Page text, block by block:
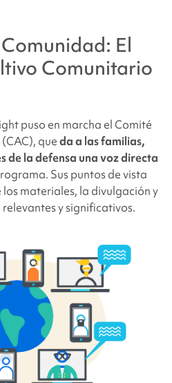
El
Comunitario
puso en marcha el Comité
queda a las familias,
de la defensa una voz directa
Sus puntos de vista
materiales, la divulgación y
y significativos.